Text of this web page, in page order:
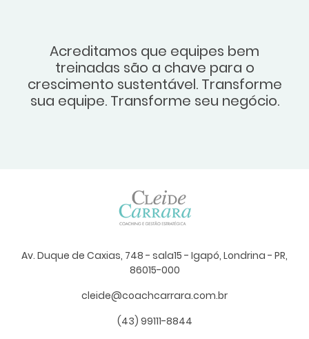
Acreditamos que equipes bem
treinadas são a chave para o
crescimento sustentável. Transforme
sua equipe. Transforme seu negócio.
Av. Duque de Caxias, 748 - sala15 - Igapó, Londrina - PR,
86015-000
cleide@coachcarrara.com.br
(43) 99111-8844